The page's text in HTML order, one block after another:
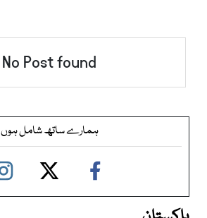
No Post found
ہمارے ساتھ شامل ہوں